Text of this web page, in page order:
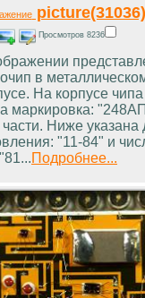
picture(31036)
Просмотров 8236
в
На корпусе чипа
маркировка:
Ниже указана
"11-84" и
"81...Подробнее...